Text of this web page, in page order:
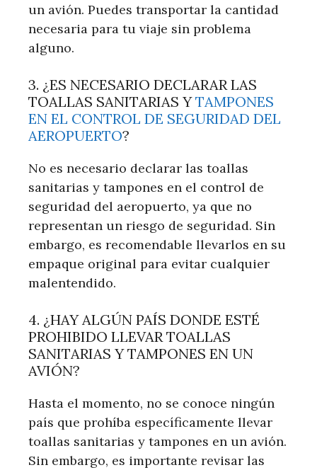
un avión. Puedes transportar la cantidad
necesaria para tu viaje sin problema
alguno.
3. ¿ES NECESARIO DECLARAR LAS
TOALLAS SANITARIAS YTAMPONES
EN EL CONTROL DE SEGURIDAD DEL
AEROPUERTO?
No es necesario declarar las toallas
sanitarias y tampones en el control de
seguridad del aeropuerto, ya que no
representan un riesgo de seguridad. Sin
embargo, es recomendable llevarlos en su
empaque original para evitar cualquier
malentendido.
4. ¿HAY ALGÚN PAÍS DONDE ESTÉ
PROHIBIDO LLEVAR TOALLAS
SANITARIAS Y TAMPONES EN UN
AVIÓN?
Hasta el momento, no se conoce ningún
país que prohíba específicamente llevar
toallas sanitarias y tampones en un avión.
Sin embargo, es importante revisar las